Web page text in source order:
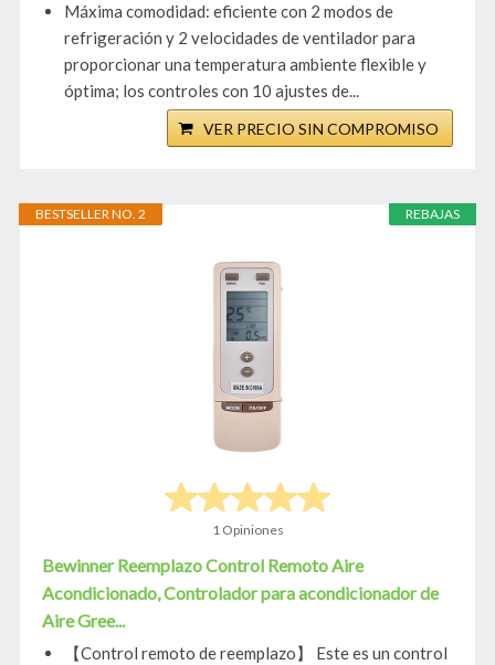
Máxima comodidad: eficiente con 2 modos de
refrigeración y 2 velocidades de ventilador para
proporcionar una temperatura ambiente flexible y
óptima; los controles con 10 ajustes de...
VER PRECIO SIN COMPROMISO
REBAJAS
BESTSELLER NO. 2
1 Opiniones
Bewinner Reemplazo Control Remoto Aire
Acondicionado, Controlador para acondicionador de
Aire Gree...
【Control remoto de reemplazo】 Este es un control